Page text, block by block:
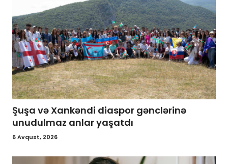
Şuşa və Xankəndi diaspor gənclərinə
unudulmaz anlar yaşatdı
6 Avqust, 2026